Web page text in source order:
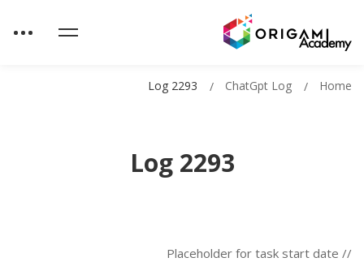
Log 2293
Home
ChatGpt Log
Log 2293
// Placeholder for task start date